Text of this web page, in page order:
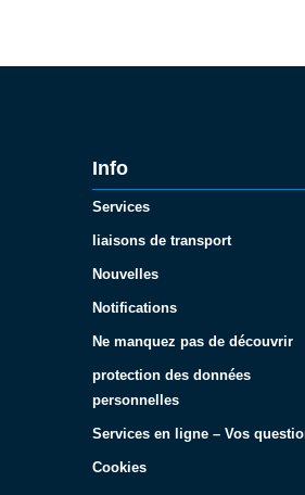
Info
Services
liaisons de transport
Nouvelles
Notifications
Ne manquez pas de découvrir
protection des données
personnelles
Services en ligne – Vos
Cookies